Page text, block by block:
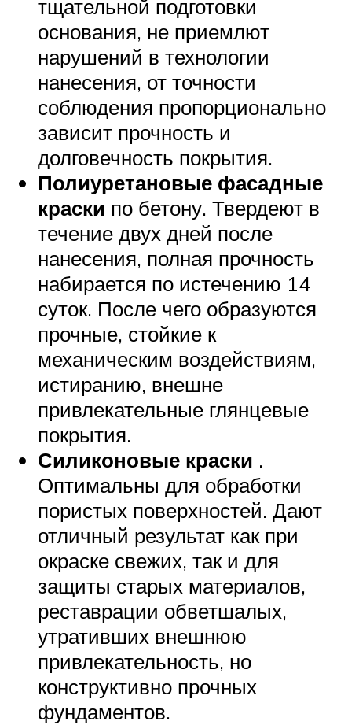
тщательной подготовки
основания, не приемлют
нарушений в технологии
нанесения, от точности
соблюдения пропорционально
зависит прочность и
долговечность покрытия.
Полиуретановые фасадные
краски по бетону. Твердеют в
течение двух дней после
нанесения, полная прочность
набирается по истечению 14
суток. После чего образуются
прочные, стойкие к
механическим воздействиям,
истиранию, внешне
привлекательные глянцевые
покрытия.
Силиконовые краски .
Оптимальны для обработки
пористых поверхностей. Дают
отличный результат как при
окраске свежих, так и для
защиты старых материалов,
реставрации обветшалых,
утративших внешнюю
привлекательность, но
конструктивно прочных
фундаментов.